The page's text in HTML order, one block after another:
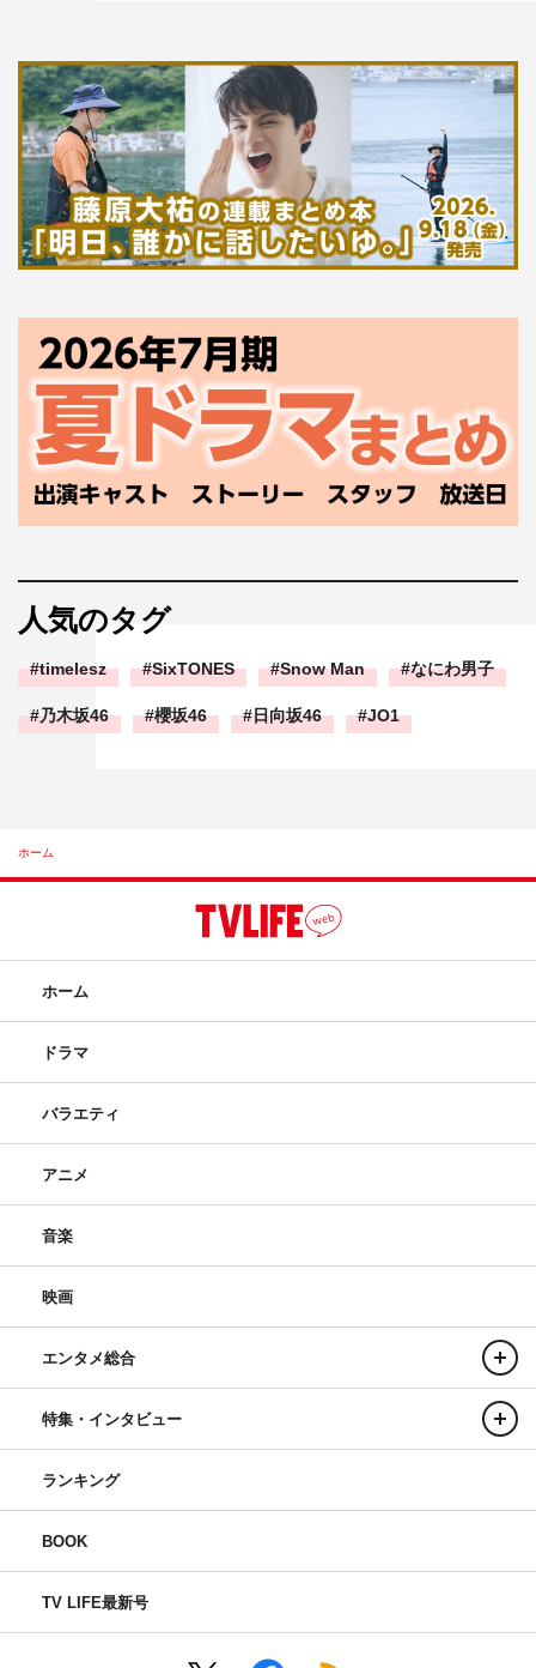
人気のタグ
timelesz SixTONES Snow Man なにわ男子
乃木坂46 櫻坂46 日向坂46 JO1
ホーム
ホーム
ドラマ
バラエティ
アニメ
音楽
映画
エンタメ総合
特集・インタビュー
ランキング
BOOK
TV LIFE最新号